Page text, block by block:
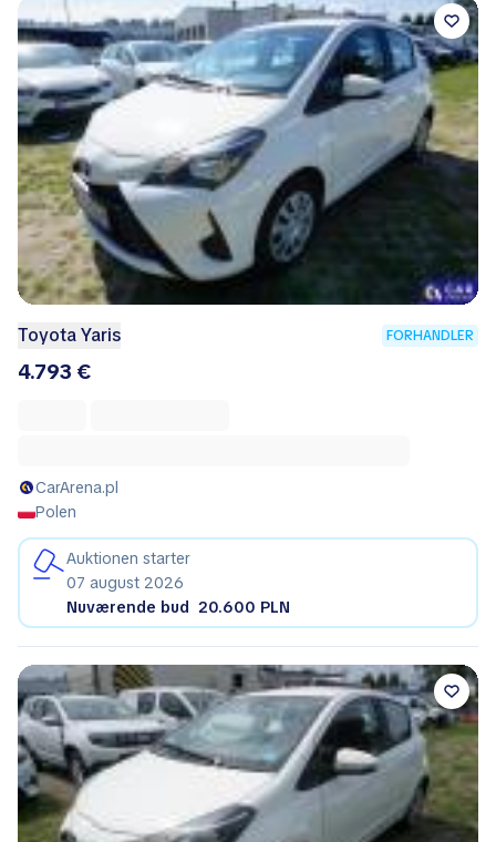
Toyota Yaris FORHANDLER
4.793 €
CarArena.pl
Polen
Auktionen starter
07 august 2026
Nuværende bud 20.600 PLN